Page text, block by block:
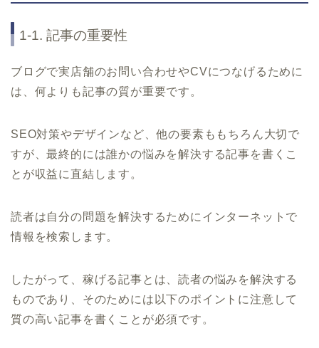
1-1. 記事の重要性
ブログで実店舗のお問い合わせやCVにつなげるために
は、何よりも記事の質が重要です。
SEO対策やデザインなど、他の要素ももちろん大切で
すが、最終的には誰かの悩みを解決する記事を書くこ
とが収益に直結します。
読者は自分の問題を解決するためにインターネットで
情報を検索します。
したがって、稼げる記事とは、読者の悩みを解決する
ものであり、そのためには以下のポイントに注意して
質の高い記事を書くことが必須です。